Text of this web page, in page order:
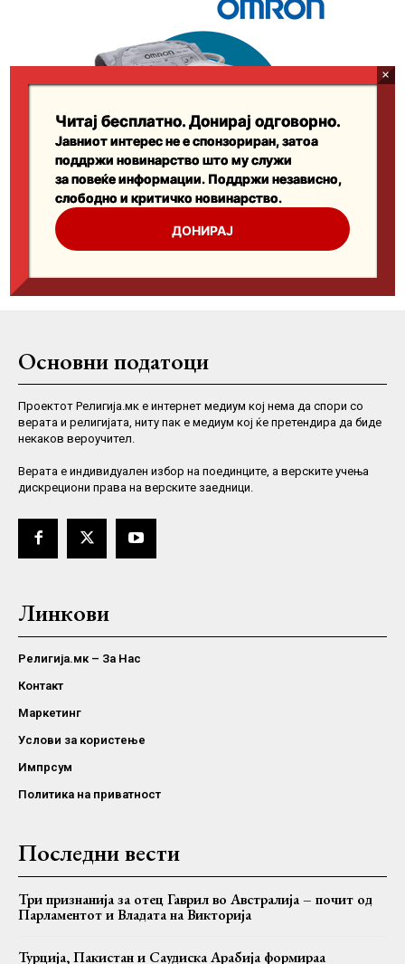
Основни податоци
Проектот Религија.мк е интернет медиум кој нема да спори со
верата и религијата, ниту пак е медиум кој ќе претендира да биде
некаков вероучител.
Верaта е индивидуален избор на поединците, а верските учења
дискрециони права на верските заедници.
Линкови
Религија.мк – За Нас
Контакт
Маркетинг
Услови за користење
Импрсум
Политика на приватност
Последни вести
Три признанија за отец Гаврил во Австралија – почит од
Парламентот и Владата на Викторија
Турција, Пакистан и Саудиска Арабија формираа